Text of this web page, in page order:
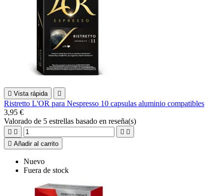
 Vista rápida 
Ristretto L'OR para Nespresso 10 capsulas aluminio compatibles
3,95 €
Valorado de 5 estrellas basado en reseña(s)
   
 Añadir al carrito
Nuevo
Fuera de stock